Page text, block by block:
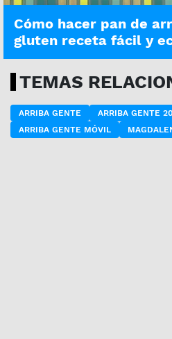
Cómo hacer pan de
gluten receta fácil y
TEMAS
ARRIBA GENTE
ARRIBA GENTE
ARRIBA GENTE MÓVIL